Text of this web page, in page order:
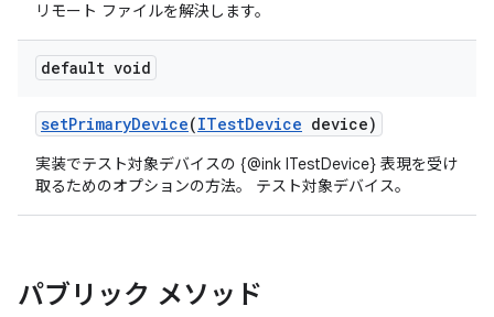
リモート ファイルを解決します。
default void
setPrimaryDevice(ITestDevice device)
実装でテスト対象デバイスの {@ink ITestDevice} 表現を受け
取るためのオプションの方法。 テスト対象デバイス。
パブリック メソッド